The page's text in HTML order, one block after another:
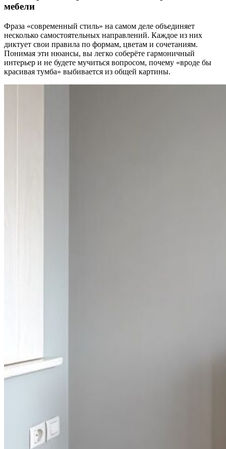
мебели
Фраза «современный стиль» на самом деле объединяет
несколько самостоятельных направлений. Каждое из них
диктует свои правила по формам, цветам и сочетаниям.
Понимая эти нюансы, вы легко соберёте гармоничный
интерьер и не будете мучиться вопросом, почему «вроде бы
красивая тумба» выбивается из общей картины.